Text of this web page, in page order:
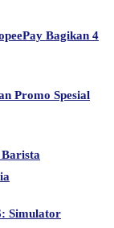
Bagikan 4
Promo Spesial
Simulator